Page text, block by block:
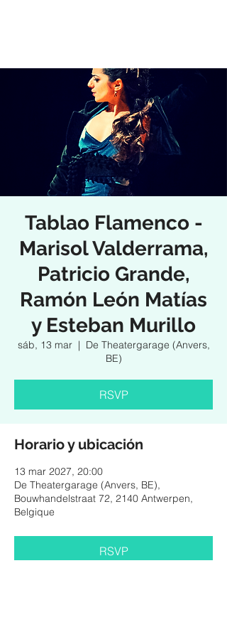
Tablao Flamenco -
Marisol Valderrama,
Patricio Grande,
Ramón León Matías
y Esteban Murillo
sáb, 13 mar
  |
De Theatergarage (Anvers,
BE)
RSVP
Horario y ubicación
13 mar 2027, 20:00
De Theatergarage (Anvers, BE),
Bouwhandelstraat 72, 2140 Antwerpen,
Belgique
RSVP